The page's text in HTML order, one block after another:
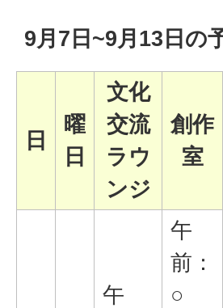
9月7日~9月13日
日
曜
日
文化
交流
ラウ
ンジ
創作
室
午
午
前：
○